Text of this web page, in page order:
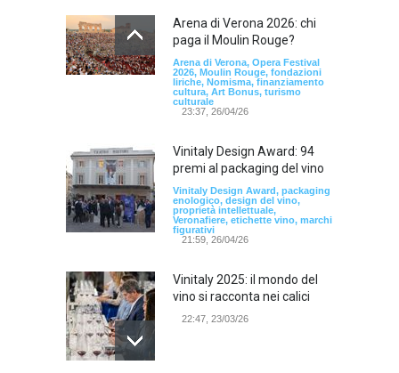
Arena di Verona 2026: chi
paga il Moulin Rouge?
Arena di Verona, Opera Festival
2026, Moulin Rouge, fondazioni
liriche, Nomisma, finanziamento
cultura, Art Bonus, turismo
culturale
23:37, 26/04/26
Vinitaly Design Award: 94
premi al packaging del vino
Vinitaly Design Award, packaging
enologico, design del vino,
proprietà intellettuale,
Veronafiere, etichette vino, marchi
figurativi
21:59, 26/04/26
Vinitaly 2025: il mondo del
vino si racconta nei calici
22:47, 23/03/26